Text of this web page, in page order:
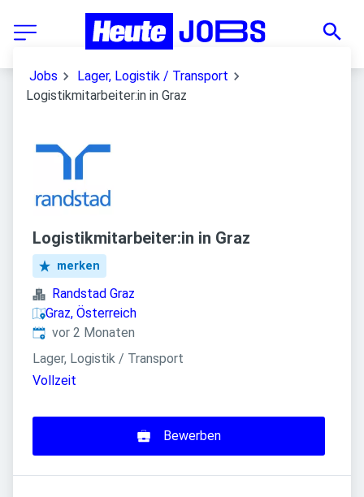
Jobs
Lager, Logistik / Transport
Logistikmitarbeiter:in in Graz
Logistikmitarbeiter:in in Graz
merken
Randstad Graz
Graz, Österreich
Veröffentlicht:
vor 2 Monaten
Lager, Logistik / Transport
Vollzeit
Bewerben